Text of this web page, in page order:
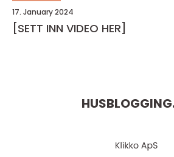
17. January 2024
[SETT INN VIDEO HER]